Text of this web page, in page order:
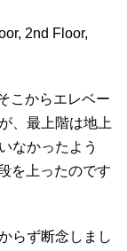
2nd Floor,
こからエレベー
、最上階は地上
なかったよう
を上ったのです
らず断念しまし